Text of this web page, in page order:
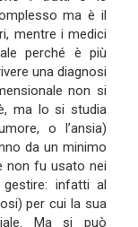
ma è il
mentre i medici
perché è più
una diagnosi
non si
ma lo si studia
o l’ansia)
da un minimo
non fu usato nei
infatti al
per cui la sua
Ma si può